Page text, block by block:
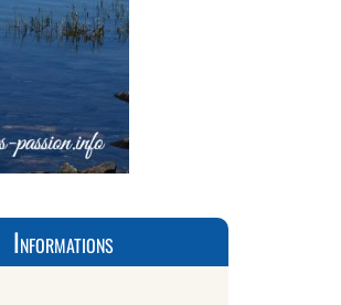
Informations